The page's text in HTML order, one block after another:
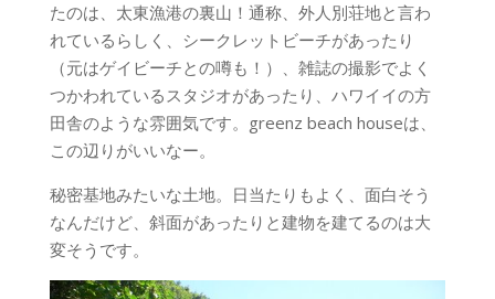
たのは、太東漁港の裏山！通称、外人別荘地と言わ
れているらしく、シークレットビーチがあったり
（元はゲイビーチとの噂も！）、雑誌の撮影でよく
つかわれているスタジオがあったり、ハワイイの方
田舎のような雰囲気です。greenz beach houseは、
この辺りがいいなー。
秘密基地みたいな土地。日当たりもよく、面白そう
なんだけど、斜面があったりと建物を建てるのは大
変そうです。